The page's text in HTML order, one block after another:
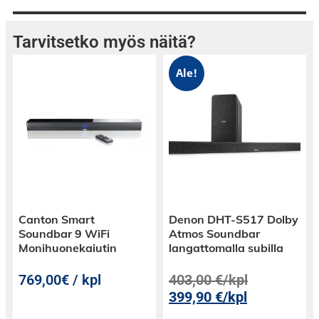
mahdollisuuksien maailmaan.
Selaa vähemmän, katso enemmän
Suosikkileffat, sarjat ja tv lähetykset ovat
suoraan etusivullasi.
Televisio, joka toimii ehdoillasi
Sano Alexalle, mitä haluat
Anna Alexan hoitaa etsintä – kerro vain, mitä
Televisio, tehty myös pelaajille
Pelaa kuin striimaisit elokuviasi.
Tarvitsetko myös näitä?
Canton Smart
Soundbar 9 WiFi
Monihuonekaiutin
769,00€ / kpl
Ale!
Denon DHT-S517 Dolby
Atmos Soundbar
langattomalla subilla
403,00€/kpl
399,90€/kpl